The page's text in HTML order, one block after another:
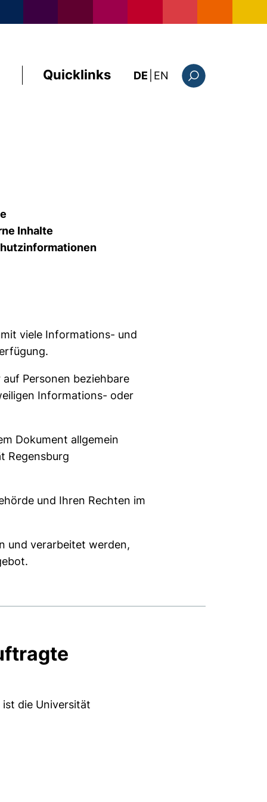
Quicklinks DE EN : this page in
Inhalte
viele Informations- und
Personen beziehbare
Informations- oder
Dokument allgemein
Regensburg
und Ihren Rechten im
und verarbeitet werden,
die Universität